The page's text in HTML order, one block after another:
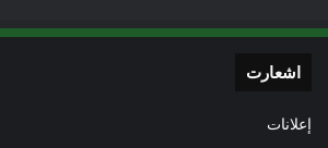
اشعارت
إعلانات